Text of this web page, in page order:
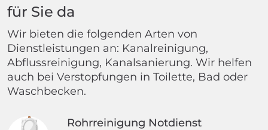
für Sie da
Wir bieten die folgenden Arten von
Dienstleistungen an: Kanalreinigung,
Abflussreinigung, Kanalsanierung. Wir helfen
auch bei Verstopfungen in Toilette, Bad oder
Waschbecken.
Rohrreinigung Notdienst